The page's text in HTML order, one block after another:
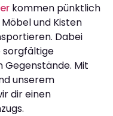
kommen pünktlich
und Kisten
Dabei
sorgfältige
Gegenstände. Mit
unserem
dir einen